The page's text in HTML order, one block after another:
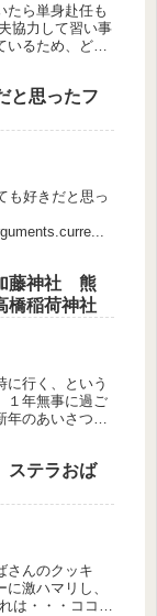
たら単身赴任も
協力して習い事
るため、どち
と思ったフ
も好きだと思っ
藤神社 熊
稲荷神社
に行く、という
１年無事に過ご
年のあいさつ以
テラおば
さんのクッキ
激ハマリし、
は・・・ココナ